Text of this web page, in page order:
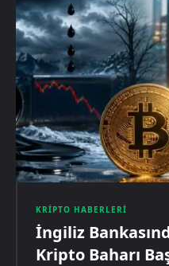
KRIPTO HABERLERI
İngiliz
Kripto Baharı